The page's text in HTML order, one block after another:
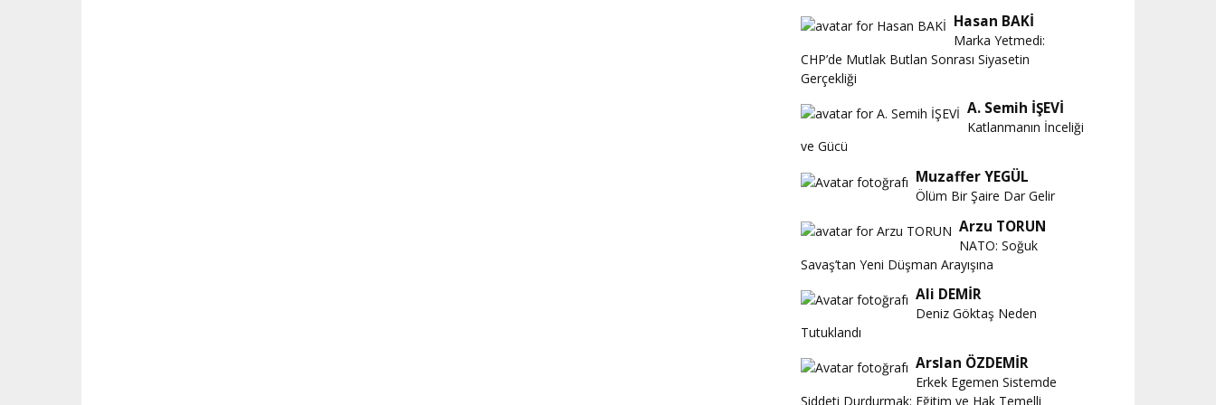
Hasan BAKİ
Marka Yetmedi:
CHP’de Mutlak Butlan Sonrası Siyasetin
Gerçekliği
A. Semih İŞEVİ
Katlanmanın İnceliği
ve Gücü
Muzaffer YEGÜL
Ölüm Bir Şaire Dar Gelir
Arzu TORUN
NATO: Soğuk
Savaş’tan Yeni Düşman Arayışına
Ali DEMİR
Deniz Göktaş Neden
Tutuklandı
Arslan ÖZDEMİR
Erkek Egemen Sistemde
Şiddeti Durdurmak: Eğitim ve Hak Temelli